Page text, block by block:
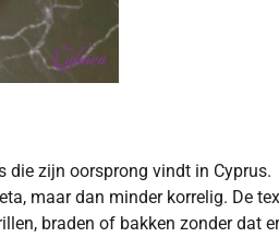
die zijn oorsprong vindt in Cyprus.
maar dan minder korrelig. De
braden of bakken zonder dat